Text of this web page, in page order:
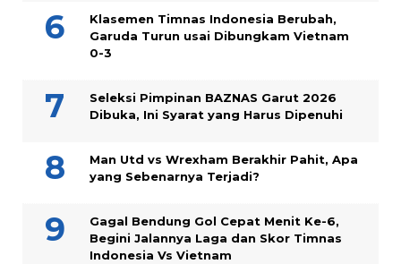
Klasemen Timnas Indonesia Berubah,
Garuda Turun usai Dibungkam Vietnam
0-3
Seleksi Pimpinan BAZNAS Garut 2026
Dibuka, Ini Syarat yang Harus Dipenuhi
Man Utd vs Wrexham Berakhir Pahit, Apa
yang Sebenarnya Terjadi?
Gagal Bendung Gol Cepat Menit Ke-6,
Begini Jalannya Laga dan Skor Timnas
Indonesia Vs Vietnam